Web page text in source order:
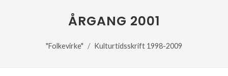
ÅRGANG 2001
"Folkevirke" Kulturtidsskrift 1998-2009